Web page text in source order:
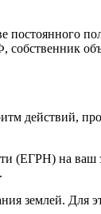
постоянного
собственник
действий,
(ЕГРН) на
землей. Для